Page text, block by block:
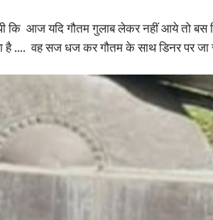
कि आज यदि गौतम गुलाब लेकर नहीं आये तो बस
है …. वह सज धज कर गौतम के साथ डिनर पर जा